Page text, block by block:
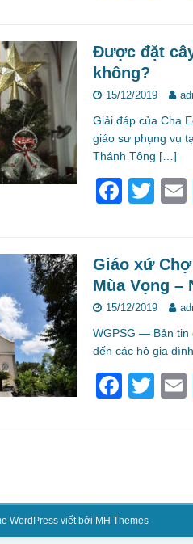
e
b
o
o
k
er
Được đặt
không?
15/12/2019
Giải đáp của Cha
giáo sư phụng vụ
Thánh Tông […]
F
e
b
o
o
k
T
er
Giáo xứ
Mùa Vọng –
15/12/2019
WGPSG — Bản tin
đến các hộ gia
F
o
T
WordPress viết bởi MH Themes